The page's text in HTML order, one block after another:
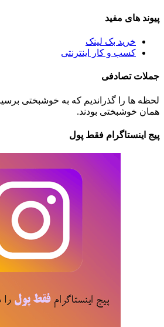
پیوند های مفید
خرید بک لینک
کسب و کار اینترنتی
جملات تصادفی
لحظه ها را گذراندیم که به خوشبختی
همان خوشبختی بودند.
پیج اینستاگرام فقط پول